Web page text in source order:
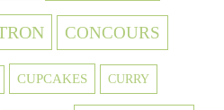
CONCOURS
CUPCAKES CURRY